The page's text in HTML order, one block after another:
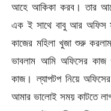
আহে আকিকা করব। তার
এক ই সাথে বাবু আর অফিস
কাজের মহিলা খুজা শুরু
ভাবলাম আমি অফিসের
কাজ। ল্যাপটপ নিয়ে
আমার ভালোই সময় কাটতে